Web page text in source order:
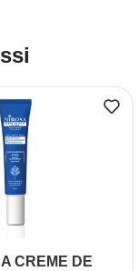
CREME DE